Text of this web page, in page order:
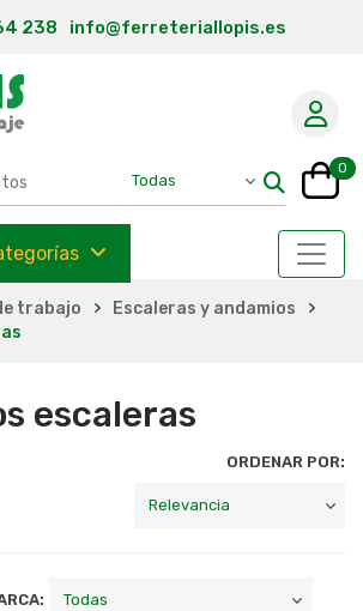
238 info@ferreteriallopis.es
0
trabajo
Escaleras y andamios
escaleras
ORDENAR POR: